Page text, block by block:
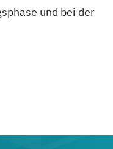
und bei der